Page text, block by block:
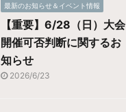
最新のお知らせ＆イベント情報
【重要】6/28（日）大会
開催可否判断に関するお
知らせ
2026/6/23